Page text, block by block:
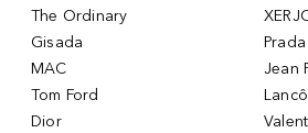
The Ordinary
Gisada
MAC
Tom Ford
Dior
Jean